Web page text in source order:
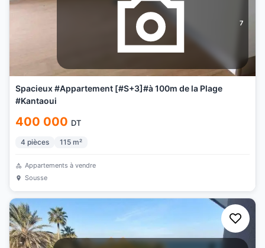
7
Spacieux #Appartement [#S+3]#à 100m de la Plage
#Kantaoui
400 000 DT
4 pièces 115 m²
Appartements à vendre
Sousse